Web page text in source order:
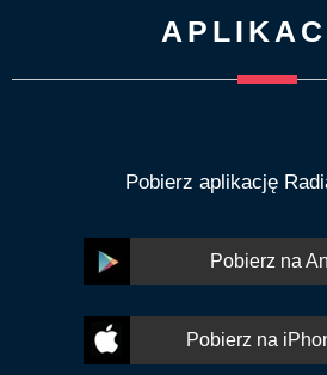
Pobierz aplikację
Pobierz na
Pobierz na